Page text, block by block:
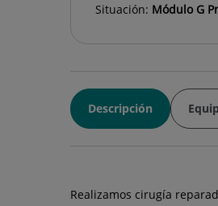
Situación: Módulo G
Descripción
Realizamos cirugía